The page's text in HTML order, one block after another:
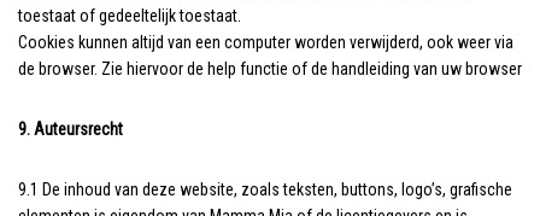
toestaat of gedeeltelijk toestaat.
Cookies kunnen altijd van een computer worden verwijderd, ook weer via
de browser. Zie hiervoor de help functie of de handleiding van uw browser
9. Auteursrecht
9.1 De inhoud van deze website, zoals teksten, buttons, logo’s, grafische